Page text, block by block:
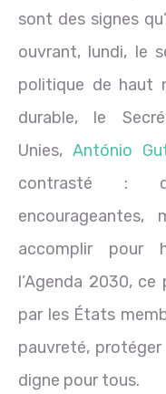
sont des signes
ouvrant, lundi, le
politique de haut
durable, le
Unies,António
contrasté :
accomplir pour
l’Agenda 2030,
par les États
pauvreté,
digne pour tous.